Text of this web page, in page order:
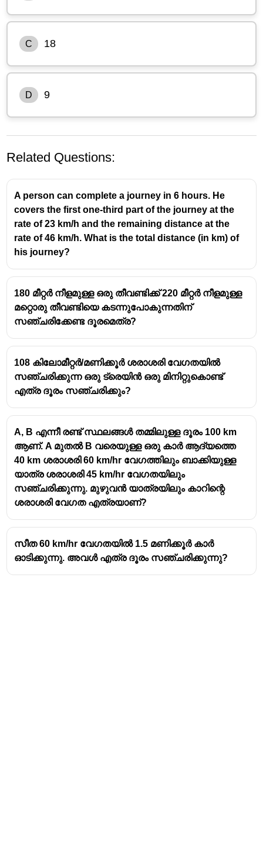
C 18
D 9
Let the distance between the village and the college
be (x) km.
\frac{x}
{5}
5
Time taken to return:
\frac{x}
4
\frac{x}
{5}+\frac{x}
{4}=9
x + x = 9
LCM of 5 and 4 is 20:
\frac{4x+5x}
{20}=9
20
4x+5x = 9
\frac{9x}
20
9x = 9
9x=180
x=20
Distance between the village and the college = 20 km
Related Questions:
A person can complete a journey in 6 hours. He
covers the first one-third part of the journey at the
rate of 23 km/h and the remaining distance at the
rate of 46 km/h. What is the total distance (in km) of
his journey?
180 മീറ്റർ നീളമുള്ള ഒരു തീവണ്ടിക്ക് 220 മീറ്റർ നീളമുള്ള
മറ്റൊരു തീവണ്ടിയെ കടന്നുപോകുന്നതിന്
സഞ്ചരിക്കേണ്ട ദൂരമെത്ര?
108 കിലോമീറ്റർ/മണിക്കൂർ ശരാശരി വേഗതയിൽ
സഞ്ചരിക്കുന്ന ഒരു ട്രെയിൻ ഒരു മിനിറ്റുകൊണ്ട്
എത്ര ദൂരം സഞ്ചരിക്കും?
A, B എന്നീ രണ്ട് സ്ഥലങ്ങൾ തമ്മിലുള്ള ദൂരം 100 km
ആണ്. A മുതൽ B വരെയുള്ള ഒരു കാർ ആദ്യത്തെ
40 km ശരാശരി 60 km/hr വേഗത്തിലും ബാക്കിയുള്ള
യാത്ര ശരാശരി 45 km/hr വേഗതയിലും
സഞ്ചരിക്കുന്നു. മുഴുവൻ യാത്രയിലും കാറിന്റെ
ശരാശരി വേഗത എത്രയാണ്?
സീത 60 km/hr വേഗതയിൽ 1.5 മണിക്കൂർ കാർ
ഓടിക്കുന്നു. അവൾ എത്ര ദൂരം സഞ്ചരിക്കുന്നു?